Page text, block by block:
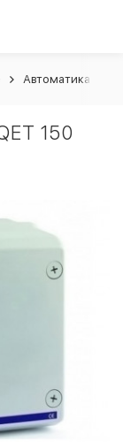
Автоматика и
150